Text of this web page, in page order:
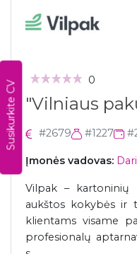
Susikurkite CV 0
"Vilniaus
#2679 #1227
Įmonės vadovas:
Vilpak – kartoninių
aukštos kokybės ir
klientams visame
profesionalų